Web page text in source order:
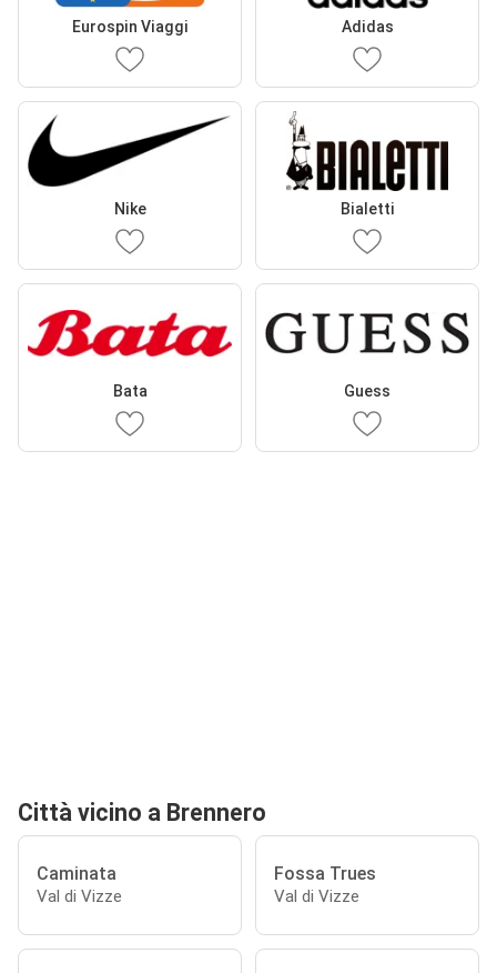
Eurospin Viaggi Adidas
Nike Bialetti
Bata Guess
Città vicino a Brennero
Caminata
Val di Vizze
Fossa Trues
Val di Vizze